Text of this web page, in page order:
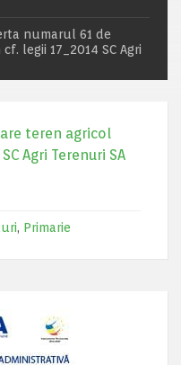
numarul 61 de
legii 17_2014 SC Agri
teren agricol
Agri Terenuri SA
, Primarie